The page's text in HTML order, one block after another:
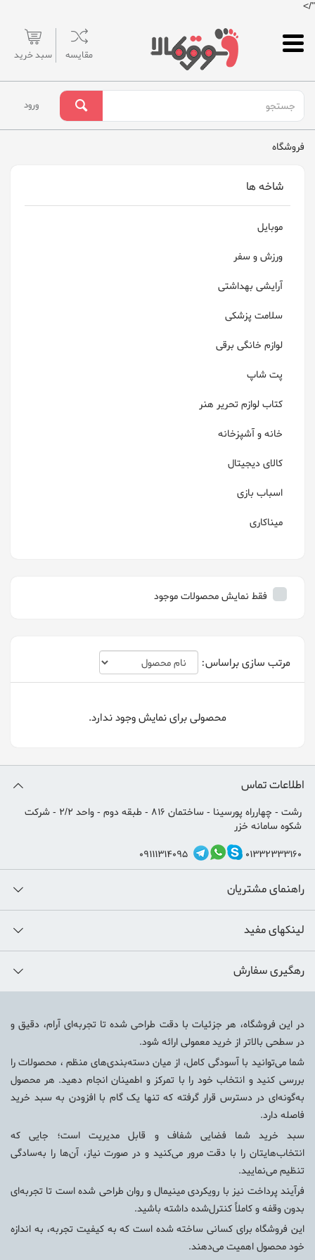
"/>
مقایسه سبد خرید
ورود
فروشگاه
شاخه ها
موبایل
ورزش و سفر
آرایشی بهداشتی
سلامت پزشکی
لوازم خانگی برقی
پت شاپ
کتاب لوازم تحریر هنر
خانه و آشپزخانه
کالای دیجیتال
اسباب بازی
میناکاری
فقط نمایش محصولات موجود
مرتب سازی براساس:
محصولی برای نمایش وجود ندارد.
اطلاعات تماس
رشت - چهارراه پورسینا - ساختمان 816 - طبقه دوم - واحد 2/2 - شرکت
شکوه سامانه خزر
01332333160
09111314095
راهنمای مشتریان
لینکهای مفید
رهگیری سفارش
در این فروشگاه، هر جزئیات با دقت طراحی شده تا تجربه‌ای آرام، دقیق و
در سطحی بالاتر از خرید معمولی ارائه شود.
شما می‌توانید با آسودگی کامل، از میان دسته‌بندی‌های منظم ، محصولات را
بررسی کنید و انتخاب خود را با تمرکز و اطمینان انجام دهید. هر محصول
به‌گونه‌ای در دسترس قرار گرفته که تنها یک گام با افزودن به سبد خرید
فاصله دارد.
سبد خرید شما فضایی شفاف و قابل مدیریت است؛ جایی که
انتخاب‌هایتان را با دقت مرور می‌کنید و در صورت نیاز، آن‌ها را به‌سادگی
تنظیم می‌نمایید.
فرآیند پرداخت نیز با رویکردی مینیمال و روان طراحی شده است تا تجربه‌ای
بدون وقفه و کاملاً کنترل‌شده داشته باشید.
این فروشگاه برای کسانی ساخته شده است که به کیفیت تجربه، به اندازه
خود محصول اهمیت می‌دهند.